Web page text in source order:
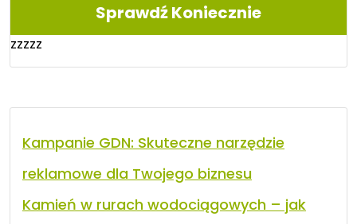
Sprawdź Koniecznie
zzzzz
Kampanie GDN: Skuteczne narzędzie
reklamowe dla Twojego biznesu
Kamień w rurach wodociągowych – jak